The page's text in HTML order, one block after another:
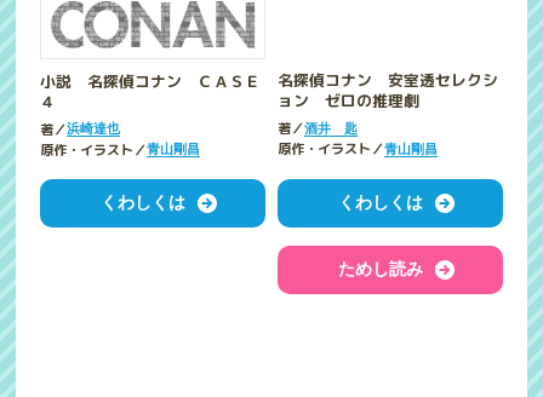
小説 名探偵コナン ＣＡＳＥ
４
著／浜崎達也
原作・イラスト／青山剛昌
くわしくは
名探偵コナン 安室透セレクシ
ョン ゼロの推理劇
著／酒井 匙
原作・イラスト／青山剛昌
くわしくは
ためし読み